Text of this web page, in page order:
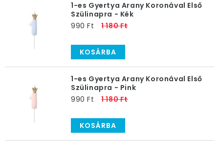
1-es Gyertya Arany Koronával Első
Szülinapra - Kék
990 Ft
1 180 Ft
KOSÁRBA
1-es Gyertya Arany Koronával Első
Szülinapra - Pink
990 Ft
1 180 Ft
KOSÁRBA